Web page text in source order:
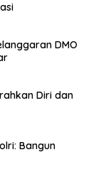
DMO
Diri dan
Bangun